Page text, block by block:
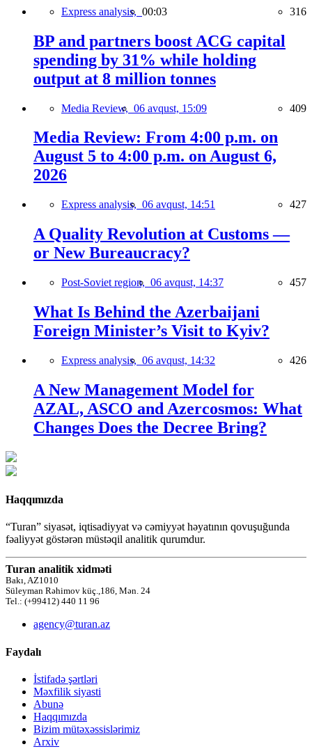
Express analysis, 00:03 316
BP and partners boost ACG capital
spending by 31% while holding
output at 8 million tonnes
Media Review, 06 avqust, 15:09 409
Media Review: From 4:00 p.m. on
August 5 to 4:00 p.m. on August 6,
2026
Express analysis, 06 avqust, 14:51 427
A Quality Revolution at Customs —
or New Bureaucracy?
Post-Soviet region, 06 avqust, 14:37 457
What Is Behind the Azerbaijani
Foreign Minister’s Visit to Kyiv?
Express analysis, 06 avqust, 14:32 426
A New Management Model for
AZAL, ASCO and Azercosmos: What
Changes Does the Decree Bring?
Haqqımızda
“Turan” siyasət, iqtisadiyyat və cəmiyyət həyatının qovuşuğunda
fəaliyyət göstərən müstəqil analitik qurumdur.
Turan analitik xidməti
Bakı, AZ1010
Süleyman Rəhimov küç.,186, Mən. 24
Tel.: (+99412) 440 11 96
agency@turan.az
Faydalı
İstifadə şərtləri
Məxfilik siyasti
Abunə
Haqqımızda
Bizim mütəxəssislərimiz
Arxiv